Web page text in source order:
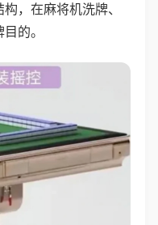
，在麻将机洗牌、
的。